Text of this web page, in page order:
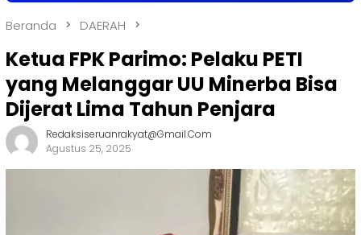
Beranda DAERAH
Ketua FPK Parimo: Pelaku PETI
yang Melanggar UU Minerba Bisa
Dijerat Lima Tahun Penjara‎
Redaksiseruanrakyat@gmail.com
Agustus 25, 2025